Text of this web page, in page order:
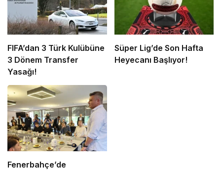
FIFA’dan 3 Türk Kulübüne
3 Dönem Transfer
Yasağı!
Süper Lig’de Son Hafta
Heyecanı Başlıyor!
Fenerbahçe’de